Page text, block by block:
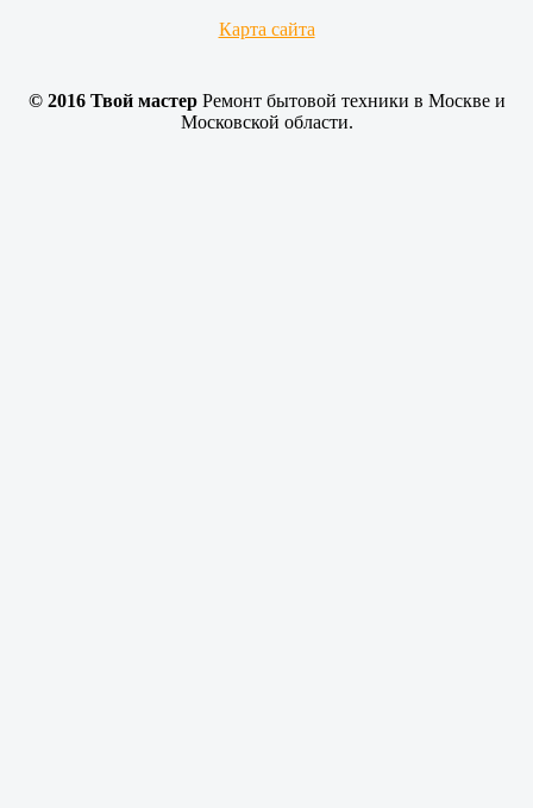
Карта сайта
© 2016 Твой мастерРемонт бытовой техники в Москве и
Московской области.